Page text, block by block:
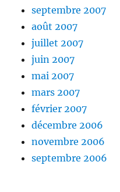
septembre 2007
août 2007
juillet 2007
juin 2007
mai 2007
mars 2007
février 2007
décembre 2006
novembre 2006
septembre 2006